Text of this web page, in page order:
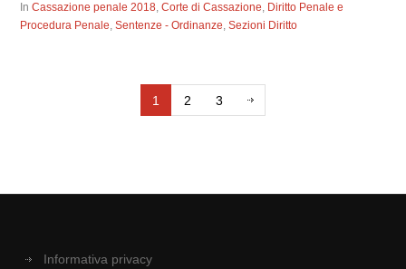
InCassazione penale 2018,Corte di Cassazione, Diritto Penale e
Procedura Penale,Sentenze - Ordinanze,Sezioni Diritto
1 2 3
Informativa privacy